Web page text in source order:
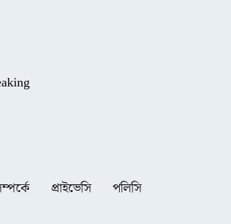
প্রাইভেসি
পলিসি